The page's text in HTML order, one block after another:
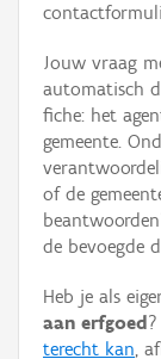
Aanduidingsobject
Waarneming
Thema
Gebeurtenis
Persoon of
Hergebruik
Jouw vraag
automatisch
fiche: het
gemeente.
of de
de bevoegde
Heb je als
aan erfgoed ?
terecht kan,